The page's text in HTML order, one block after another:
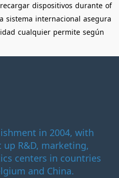
recargar dispositivos durante of
sistema internacional asegura
cualquier permite según
in 2004, with
R&D, marketing,
centers in countries
and China.